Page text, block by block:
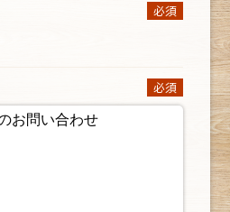
必須
必須